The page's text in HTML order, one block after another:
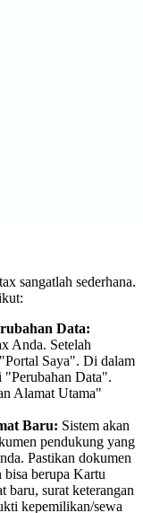
sangatlah sederhana.
Data:
Anda. Setelah
Saya". Di dalam
"Perubahan Data".
Alamat Utama"
Baru: Sistem akan
pendukung yang
Pastikan dokumen
bisa berupa Kartu
baru, surat keterangan
kepemilikan/sewa